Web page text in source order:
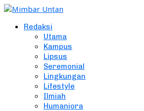
Redaksi
Utama
Kampus
Lipsus
Seremonial
Lingkungan
Lifestyle
Ilmiah
Humaniora